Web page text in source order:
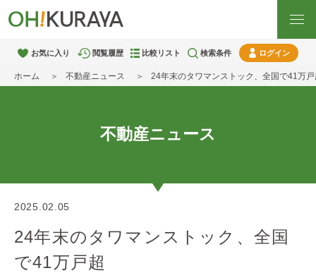
お気に入り 閲覧履歴 比較リスト 検索条件 ログイン
ホーム 不動産ニュース 24年末のタワマンストック、全国で41万
不動産ニュース
2025.02.05
24年末のタワマンストック、全国
で41万戸超